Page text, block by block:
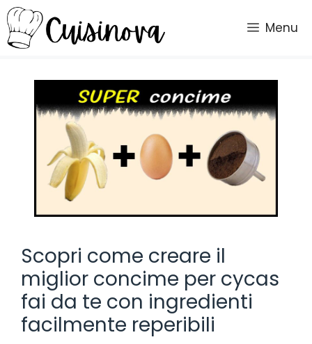
Vai
al
contenuto
Menu
Scopri come creare il
miglior concime per cycas
fai da te con ingredienti
facilmente reperibili